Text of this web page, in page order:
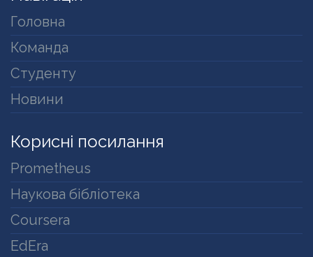
Головна
Команда
Студенту
Новини
Корисні посилання
Prometheus
Наукова бібліотека
Coursera
EdEra